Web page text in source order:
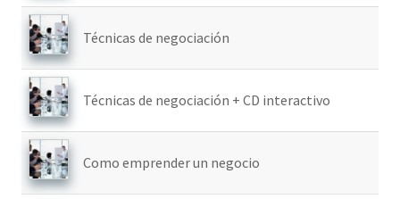
Técnicas de negociación
Técnicas de negociación + CD interactivo
Como emprender un negocio